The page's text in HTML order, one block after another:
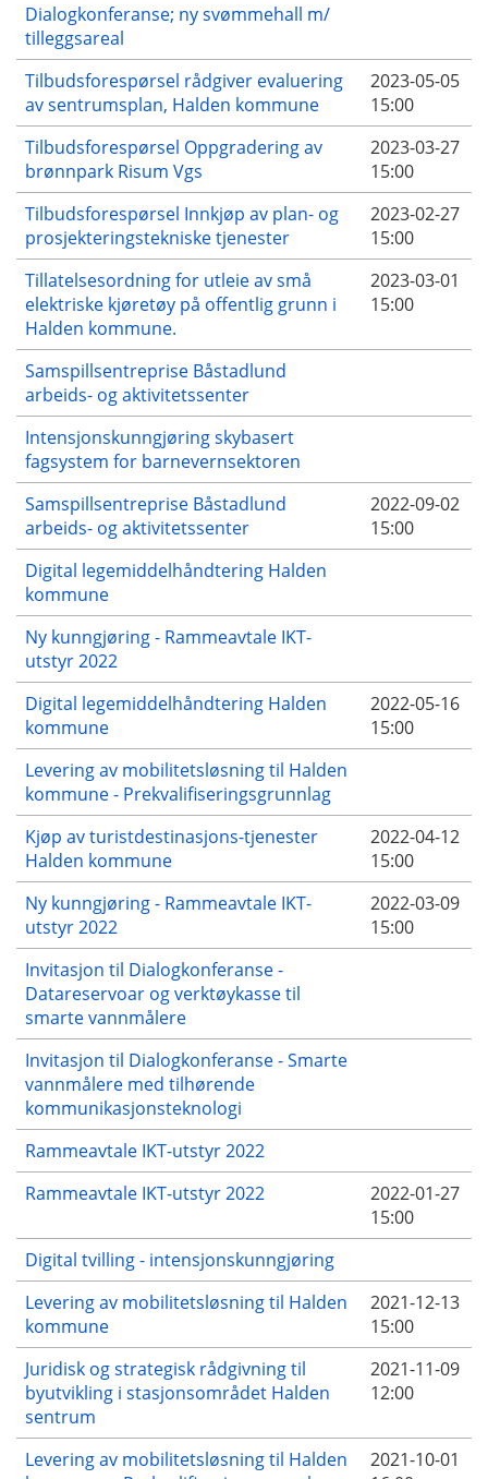
Dialogkonferanse; ny svømmehall m/
tilleggsareal
Tilbudsforespørsel rådgiver evaluering
av sentrumsplan, Halden kommune
2023-05-05
15:00
Tilbudsforespørsel Oppgradering av
brønnpark Risum Vgs
2023-03-27
15:00
Tilbudsforespørsel Innkjøp av plan- og
prosjekteringstekniske tjenester
2023-02-27
15:00
Tillatelsesordning for utleie av små
elektriske kjøretøy på offentlig grunn i
Halden kommune.
2023-03-01
15:00
Samspillsentreprise Båstadlund
arbeids- og aktivitetssenter
Intensjonskunngjøring skybasert
fagsystem for barnevernsektoren
Samspillsentreprise Båstadlund
arbeids- og aktivitetssenter
2022-09-02
15:00
Digital legemiddelhåndtering Halden
kommune
Ny kunngjøring - Rammeavtale IKT-
utstyr 2022
Digital legemiddelhåndtering Halden
kommune
2022-05-16
15:00
Levering av mobilitetsløsning til Halden
kommune - Prekvalifiseringsgrunnlag
Kjøp av turistdestinasjons-tjenester
Halden kommune
2022-04-12
15:00
Ny kunngjøring - Rammeavtale IKT-
utstyr 2022
2022-03-09
15:00
Invitasjon til Dialogkonferanse -
Datareservoar og verktøykasse til
smarte vannmålere
Invitasjon til Dialogkonferanse - Smarte
vannmålere med tilhørende
kommunikasjonsteknologi
Rammeavtale IKT-utstyr 2022
Rammeavtale IKT-utstyr 2022
2022-01-27
15:00
Digital tvilling - intensjonskunngjøring
Levering av mobilitetsløsning til Halden
kommune
2021-12-13
15:00
Juridisk og strategisk rådgivning til
byutvikling i stasjonsområdet Halden
sentrum
2021-11-09
12:00
Levering av mobilitetsløsning til Halden
2021-10-01